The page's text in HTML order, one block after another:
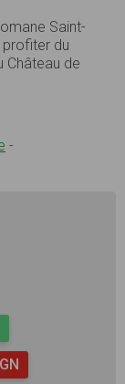
Saint-
du
Château de
-